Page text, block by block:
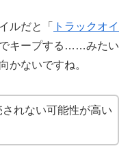
ルだと「
トラックオイ
でキープする……みたい
かないですね。
れない可能性が高い